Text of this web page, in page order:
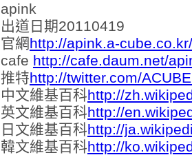
apink
出道日期20110419
官網http://apink.a-cube.co.kr/
cafe http://cafe.daum.net/
推特http://twitter.com/
中文維基百科http://
英文維基百科http://
日文維基百科http://
韓文維基百科http://